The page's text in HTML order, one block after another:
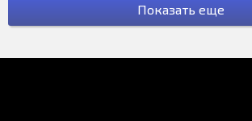
Показать еще